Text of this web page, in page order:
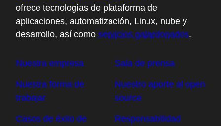
ofrece tecnologías de plataforma de
aplicaciones, automatización, Linux, nube y
desarrollo, así como servicios galardonados.
Nuestra empresa
Nuestra forma de
trabajar
Casos de éxito de
Sala de prensa
Nuestro aporte al open
source
Responsabilidad